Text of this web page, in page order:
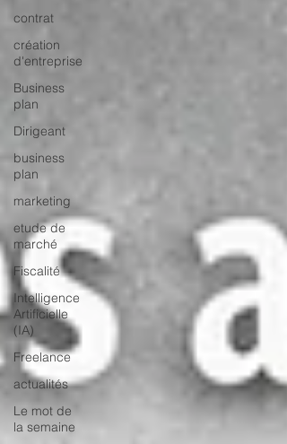
contrat
création
d'entreprise
Business
plan
Dirigeant
business
plan
marketing
etude de
marché
Fiscalité
Intelligence
Artificielle
(IA)
Freelance
actualités
Le mot de
la semaine